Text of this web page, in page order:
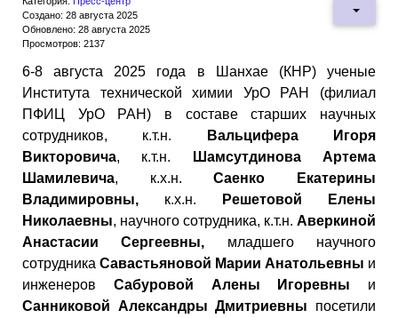
Создано: 28 августа 2025
Обновлено: 28 августа 2025
Просмотров: 2137
6-8 августа 2025 года в Шанхае (КНР) ученые
Института технической химии УрО РАН (филиал
ПФИЦ УрО РАН) в составе старших научных
сотрудников, к.т.н.
Вальцифера Игоря
Викторовича, к.т.н.
Шамсутдинова Артема
Шамилевича, к.х.н.Саенко Екатерины
Владимировны, к.х.н.
Решетовой Елены
Николаевны, научного сотрудника, к.т.н. Аверкиной
Анастасии Сергеевны, младшего научного
сотрудника Савастьяновой Марии Анатольевны и
инженеров Сабуровой Алены Игоревны и
Санниковой Александры Дмитриевны посетили